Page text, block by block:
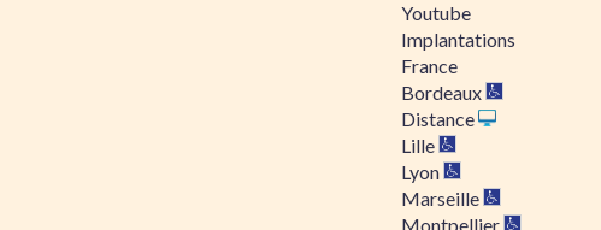
Youtube
Implantations
France
Bordeaux
Distance
Lille
Lyon
Marseille
Montpellier